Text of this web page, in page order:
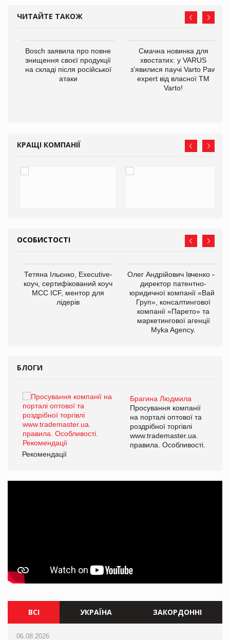
ЧИТАЙТЕ ТАКОЖ
Bosch заявила про повне
знищення своєї продукції
на складі після російської
атаки
Смачна новинка для
хвостатих: у VARUS
з’явилися паучі Varto Paw
expert від власної ТМ
Varto!
КРАЩІ КОМПАНІЇ
ОСОБИСТОСТІ
Тетяна Ільєнко, Executive-
коуч, сертифікований коуч
МСС ICF, ментор для
лідерів
Олег Андрійович Івченко —
директор патентно-
юридичної компанії «Вайз
Груп», консалтингової
компанії «Парето» та
маркетингової агенції
Myka Agency.
БЛОГИ
Брагина Людмила
Просування компанії
на порталі оптової та
роздрібної торгівлі
www.trademaster.ua.
правила. Особливості.
Рекомендації
ВСІ УКРАЇНА ЗАКОРДОННІ
06.08.2026
06.08.2026
06.08.2026